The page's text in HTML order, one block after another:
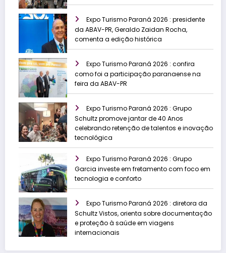
Expo Turismo Paraná 2026 : presidente
da ABAV-PR, Geraldo Zaidan Rocha,
comenta a edição histórica
Expo Turismo Paraná 2026 : confira
como foi a participação paranaense na
feira da ABAV-PR
Expo Turismo Paraná 2026 : Grupo
Schultz promove jantar de 40 Anos
celebrando retenção de talentos e inovação
tecnológica
Expo Turismo Paraná 2026 : Grupo
Garcia investe em fretamento com foco em
tecnologia e conforto
Expo Turismo Paraná 2026 : diretora da
Schultz Vistos, orienta sobre documentação
e proteção à saúde em viagens
internacionais